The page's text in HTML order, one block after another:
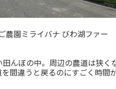
農園ミライバナ びわ湖ファー
んぼの中。周辺の農道は狭く
間違うと戻るのにすごく時間